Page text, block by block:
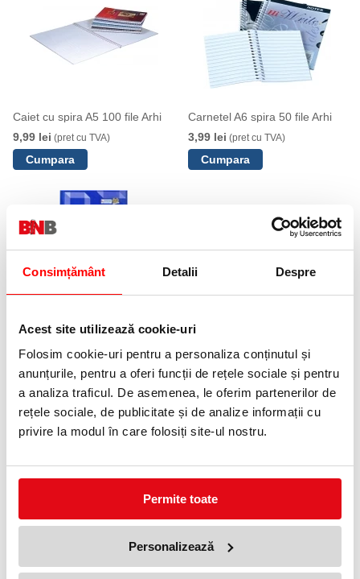
Consimțământ Detalii Despre
Acest site utilizează cookie-uri
Folosim cookie-uri pentru a personaliza conținutul și
anunțurile, pentru a oferi funcții de rețele sociale și pentru
a analiza traficul. De asemenea, le oferim partenerilor de
rețele sociale, de publicitate și de analize informații cu
privire la modul în care folosiți site-ul nostru.
Permite toate
Personalizează
Caiet cu spira A5 100 file Arhi
9,99 lei (pret cu TVA)
Carnetel A6 spira 50 file Arhi
3,99 lei (pret cu TVA)
matematica, Arhi
NOUTATI
OFERTE